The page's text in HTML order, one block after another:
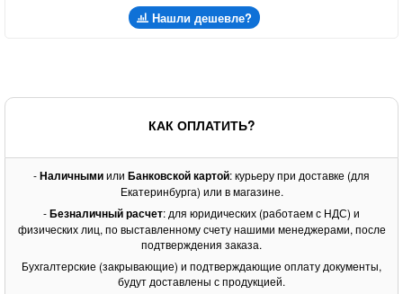
Нашли дешевле?
КАК ОПЛАТИТЬ?
-Наличнымиили Банковской картой: курьеру при доставке (для
Екатеринбурга) или в магазине.
-Безналичный расчет: для юридических (работаем с НДС) и
физических лиц, по выставленному счету нашими менеджерами, после
подтверждения заказа.
Бухгалтерские (закрывающие) и подтверждающие оплату документы,
будут доставлены с продукцией.